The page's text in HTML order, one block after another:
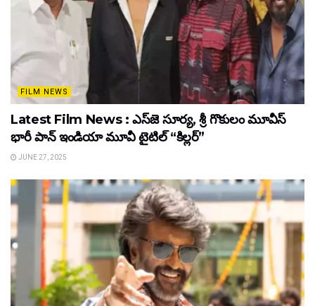
FILM NEWS
Latest Film News : ఎస్‌జె సూర్య, శ్రీ గొకులం మూవీస్‌
భారీ పాన్‌ ఇండియా మూవీ టైటిల్ “కిల్లర్”
JUNE 27, 2025